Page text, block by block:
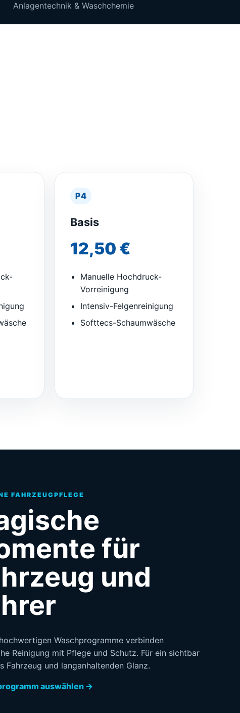
Anlagentechnik & Waschchemie
P4
Basis
12,50 €
Manuelle Hochdruck-
Vorreinigung
Intensiv-Felgenreinigung
Softtecs-Schaumwäsche
FAHRZEUGPFLEGE
für
und
Waschprogramme verbinden
Reinigung mit Pflege und Schutz. Für ein sichtbar
Fahrzeug und langanhaltenden Glanz.
auswählen →